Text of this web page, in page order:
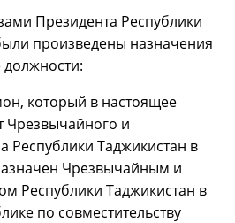
Президента Республики
произведены назначения
который в настоящее
Чрезвычайного и
Республики Таджикистан в
Чрезвычайным и
Республики Таджикистан в
по совместительству